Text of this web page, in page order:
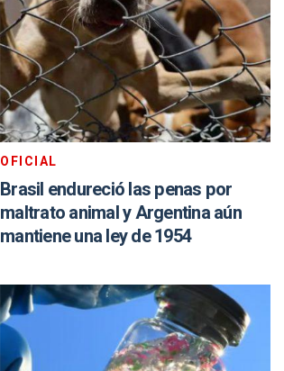
OFICIAL
Brasil endureció las penas por
maltrato animal y Argentina aún
mantiene una ley de 1954